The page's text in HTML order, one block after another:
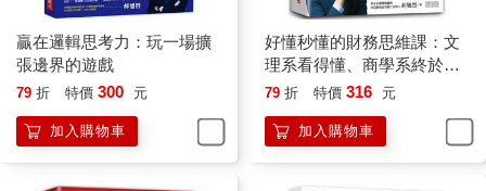
夠成為他們選擇的邏輯。因此，「與其多，不如少」。
記不住，沒有機會選擇；
記得住，才有機會選擇。
這就是為什麼我和團隊在做「郝聲音」Podcast的時候，我們都告
訴周遭朋友們，我們的主要內容是從「音樂」開始的，而且我們
所在的類別是「表演藝術類」。很多朋友訂閱我們頻道，並且認
贏在邏輯思考力：玩一場擴
張邊界的遊戲
79 折 特價 300 元
加入購物車
好懂秒懂的財務思維課：文
理系看得懂、商學系終於
通，生存賺錢一定要懂的24
79 折 特價 316 元
加入購物車